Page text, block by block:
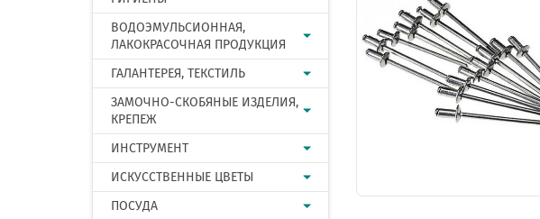
ВОДОЭМУЛЬСИОННАЯ,
ЛАКОКРАСОЧНАЯ ПРОДУКЦИЯ
ГАЛАНТЕРЕЯ, ТЕКСТИЛЬ
ЗАМОЧНО-СКОБЯНЫЕ ИЗДЕЛИЯ,
КРЕПЕЖ
ИНСТРУМЕНТ
ИСКУССТВЕННЫЕ ЦВЕТЫ
ПОСУДА